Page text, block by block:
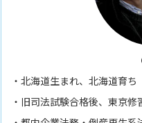
・北海道生まれ、北海道育ち
・旧司法試験合格後、東京修